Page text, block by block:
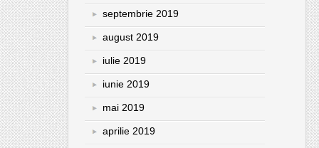
septembrie 2019
august 2019
iulie 2019
iunie 2019
mai 2019
aprilie 2019